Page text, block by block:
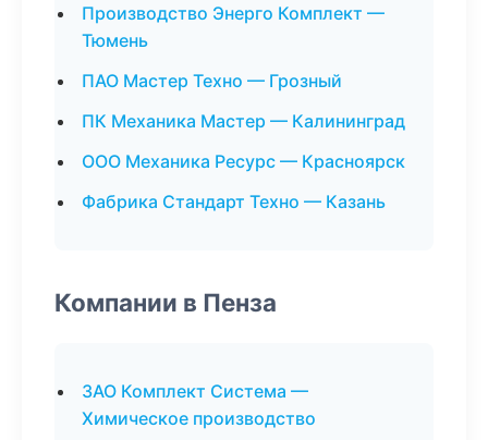
Производство Энерго Комплект —
Тюмень
ПАО Мастер Техно — Грозный
ПК Механика Мастер — Калининград
ООО Механика Ресурс — Красноярск
Фабрика Стандарт Техно — Казань
Компании в Пенза
ЗАО Комплект Система —
Химическое производство